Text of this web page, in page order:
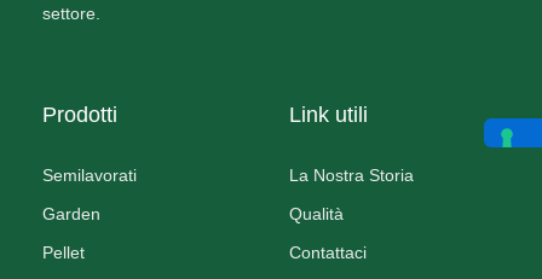
settore.
Prodotti
Semilavorati
Garden
Pellet
Link utili
La Nostra Storia
Qualità
Contattaci